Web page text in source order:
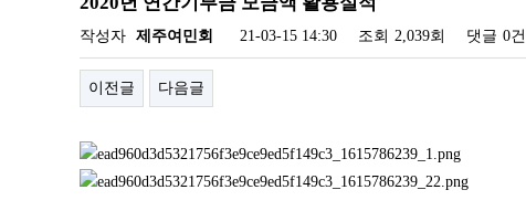
작성자 제주여민회 21-03-15 14:30 조회 2,039회 댓글 0건
이전글 다음글